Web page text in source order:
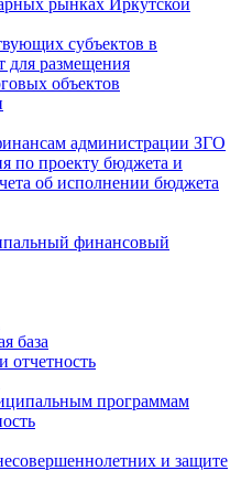
рынках Иркутской
субъектов в
для размещения
объектов
администрации ЗГО
по проекту бюджета и
об исполнении бюджета
финансовый
база
отчетность
программам
и защите